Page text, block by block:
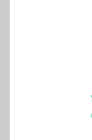
В наличии в